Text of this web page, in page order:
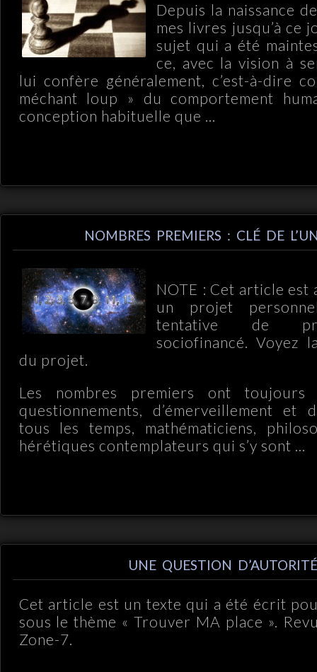
Depuis la naissance
mes livres jusqu’à ce
sujet qui a été
ce, avec la vision à
lui confère généralement, c’est-à-dire
méchant loup » du comportement
conception habituelle que ...
NOMBRES PREMIERS : CLÉ DE
NOTE : Cet article est
un projet
tentative de
sociofinancé. Voyez
du projet.
Les nombres premiers ont
questionnements, d’émerveillement et
tous les temps, mathématiciens,
hérétiques contemplateurs qui s’y sont ...
UNE QUESTION D’AUTORITÉ
Cet article est un texte qui a été écrit
sous le thème « Trouver MA place ».
Zone-7.